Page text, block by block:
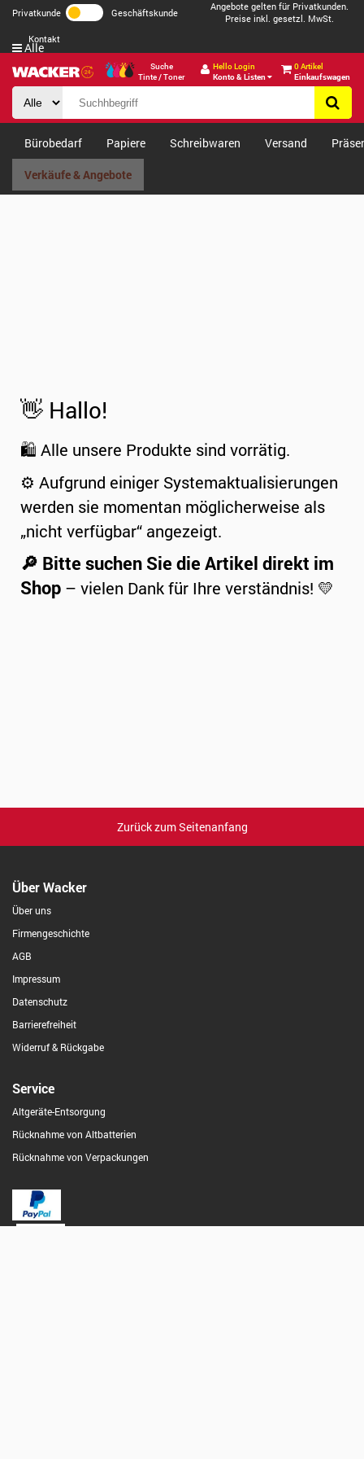
Privatkunde Geschäftskunde
Angebote gelten für Privatkunden.
Preise inkl. gesetzl. MwSt.
Kontakt
Suche
Tinte / Toner
Hello Login
Konto & Listen
0 Artikel
Einkaufswagen
Alle
Bürobedarf Papiere Schreibwaren Versand
Verkäufe & Angebote
👋 Hallo!
🛍️ Alle unsere Produkte sind vorrätig.
⚙️ Aufgrund einiger Systemaktualisierungen
werden sie momentan möglicherweise als
„nicht verfügbar“ angezeigt.
🔎 Bitte suchen Sie die Artikel direkt im
Shop – vielen Dank für Ihre verständnis! 💛
Zurück zum Seitenanfang
Über Wacker
Über uns
Firmengeschichte
AGB
Impressum
Datenschutz
Barrierefreiheit
Widerruf & Rückgabe
Service
Altgeräte-Entsorgung
Rücknahme von Altbatterien
Rücknahme von Verpackungen